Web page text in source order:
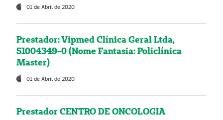
01 de Abril de 2020
Prestador: Vipmed Clínica Geral Ltda,
51004349-0 (Nome Fantasia: Policlínica
Master)
01 de Abril de 2020
Prestador CENTRO DE ONCOLOGIA